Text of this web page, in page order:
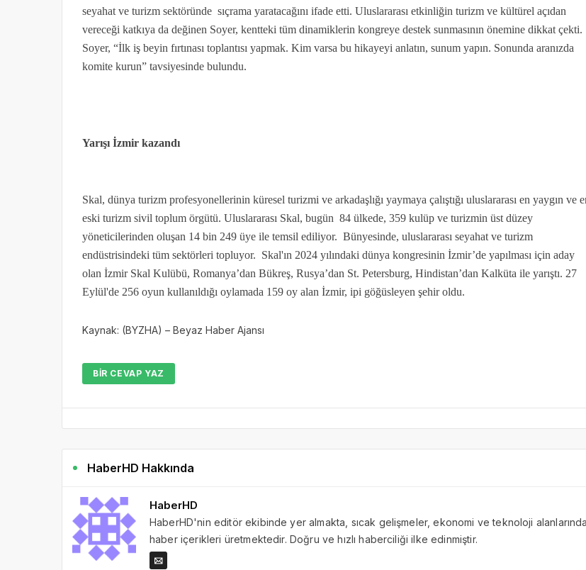
seyahat ve turizm sektöründe sıçrama yaratacağını ifade etti. Uluslararası etkinliğin turizm ve kültürel açıdan
vereceği katkıya da değinen Soyer, kentteki tüm dinamiklerin kongreye destek sunmasının önemine dikkat çekti.
Soyer, “İlk iş beyin fırtınası toplantısı yapmak. Kim varsa bu hikayeyi anlatın, sunum yapın. Sonunda aranızda
komite kurun” tavsiyesinde bulundu.
Yarışı İzmir kazandı
Skal, dünya turizm profesyonellerinin küresel turizmi ve arkadaşlığı yaymaya çalıştığı uluslararası en yaygın ve
eski turizm sivil toplum örgütü. Uluslararası Skal, bugün 84 ülkede, 359 kulüp ve turizmin üst düzey
yöneticilerinden oluşan 14 bin 249 üye ile temsil ediliyor. Bünyesinde, uluslararası seyahat ve turizm
endüstrisindeki tüm sektörleri topluyor. Skal'ın 2024 yılındaki dünya kongresinin İzmir’de yapılması için aday
olan İzmir Skal Kulübü, Romanya’dan Bükreş, Rusya’dan St. Petersburg, Hindistan’dan Kalküta ile yarıştı. 27
Eylül'de 256 oyun kullanıldığı oylamada 159 oy alan İzmir, ipi göğüsleyen şehir oldu.
Kaynak: (BYZHA) – Beyaz Haber Ajansı
BIR CEVAP YAZ
HaberHD Hakkında
HaberHD
HaberHD'nin editör ekibinde yer almakta, sıcak gelişmeler, ekonomi ve teknoloji alanlarında
haber içerikleri üretmektedir. Doğru ve hızlı haberciliği ilke edinmiştir.